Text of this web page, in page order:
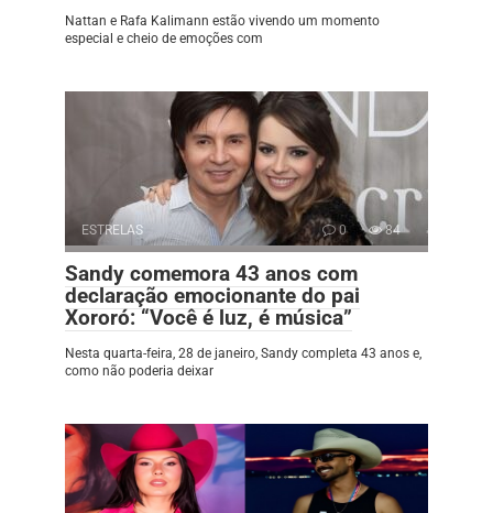
Nattan e Rafa Kalimann estão vivendo um momento
especial e cheio de emoções com
ESTRELAS 0 84
Sandy comemora 43 anos com
declaração emocionante do pai
Xororó: “Você é luz, é música”
Nesta quarta-feira, 28 de janeiro, Sandy completa 43 anos e,
como não poderia deixar